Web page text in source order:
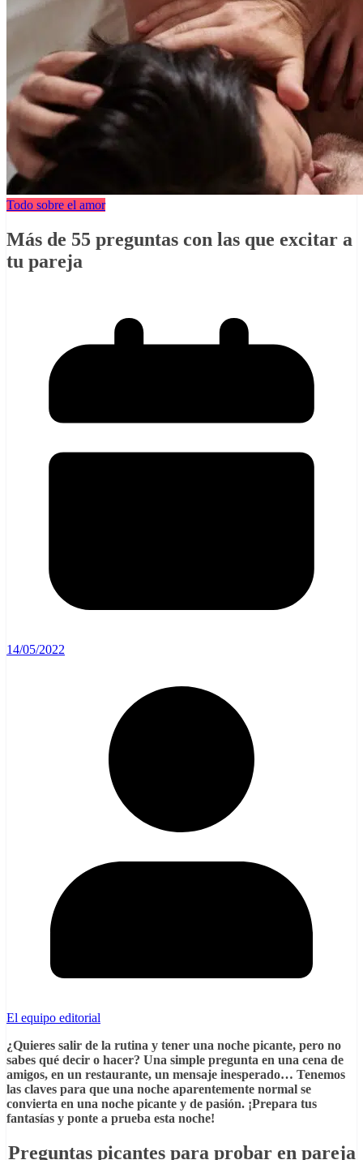
Todo sobre el amor
Más de 55 preguntas con las que excitar a
tu pareja
14/05/2022
El equipo editorial
¿Quieres salir de la rutina y tener una noche picante, pero no
sabes qué decir o hacer? Una simple pregunta en una cena de
amigos, en un restaurante, un mensaje inesperado… Tenemos
las claves para que una noche aparentemente normal se
convierta en una noche picante y de pasión. ¡Prepara tus
fantasías y ponte a prueba esta noche!
Preguntas picantes para probar en pareja